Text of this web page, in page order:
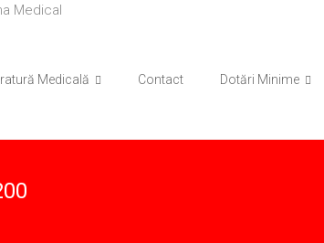
Medicală Contact Dotări Minime